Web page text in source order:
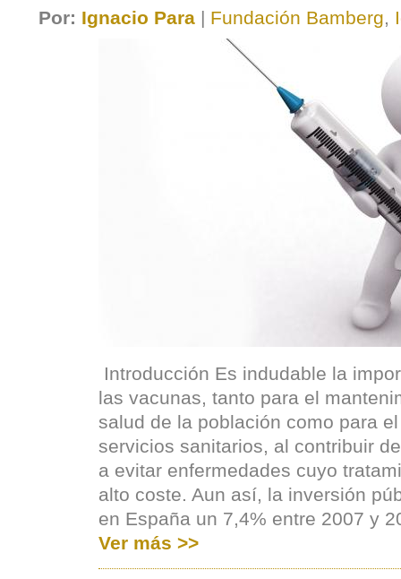
Por: Ignacio Para | Fundación Bamberg,
Introducción Es indudable la
las vacunas, tanto para el
salud de la población como para
servicios sanitarios, al contribuir
a evitar enfermedades cuyo
alto coste. Aun así, la inversión
en España un 7,4% entre 2007 y
Ver más >>